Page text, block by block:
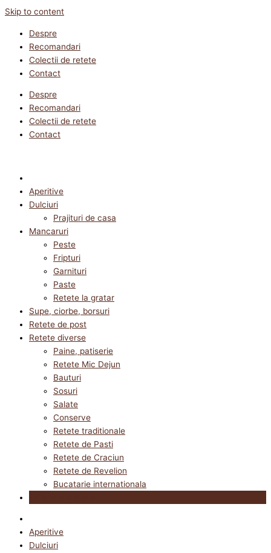
Skip to content
Despre
Recomandari
Colectii de retete
Contact
Despre
Recomandari
Colectii de retete
Contact
Aperitive
Dulciuri
Prajituri de casa
Mancaruri
Peste
Fripturi
Garnituri
Paste
Retete la gratar
Supe, ciorbe, borsuri
Retete de post
Retete diverse
Paine, patiserie
Retete Mic Dejun
Bauturi
Sosuri
Salate
Conserve
Retete traditionale
Retete de Pasti
Retete de Craciun
Retete de Revelion
Bucatarie internationala
Aperitive
Dulciuri